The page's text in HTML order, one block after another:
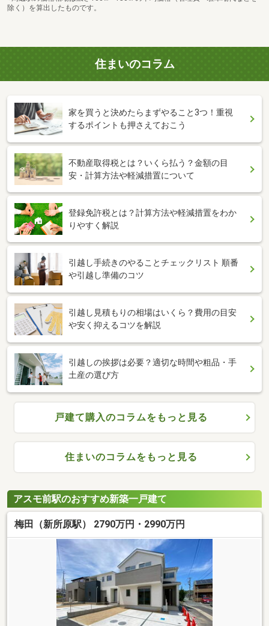
除く）を算出したものです。
住まいのコラム
家を買うと決めたらまずやること3つ！重視
するポイントも押さえておこう
不動産取得税とは？いくら払う？金額の目
安・計算方法や軽減措置について
登録免許税とは？計算方法や軽減措置をわか
りやすく解説
引越し手続きのやることチェックリスト 順番
や引越し準備のコツ
引越し見積もりの相場はいくら？費用の目安
や安く抑えるコツを解説
引越しの挨拶は必要？適切な時間や粗品・手
土産の選び方
戸建て購入のコラムをもっと見る
住まいのコラムをもっと見る
アスモ前駅のおすすめ新築一戸建て
梅田（新所原駅） 2790万円・2990万円